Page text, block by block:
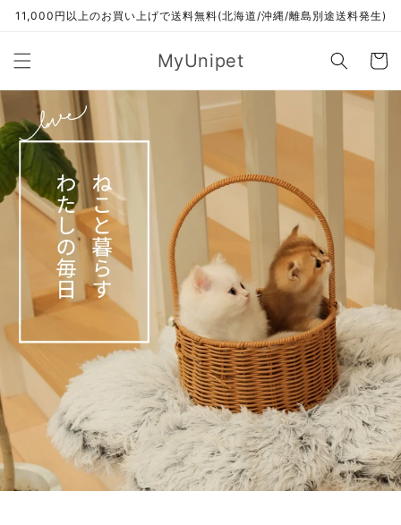
ンツに
11,000円以上のお買い上げで送料無料(北海道/沖縄/離島別途送料発生)
MyUnipet
ー